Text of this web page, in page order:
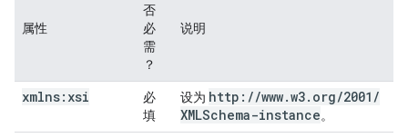
属性
否
必
需
？
说明
xmlns:xsi
必
填
设为 http: //www.w3. org/2001 /
XMLSchema-instance。